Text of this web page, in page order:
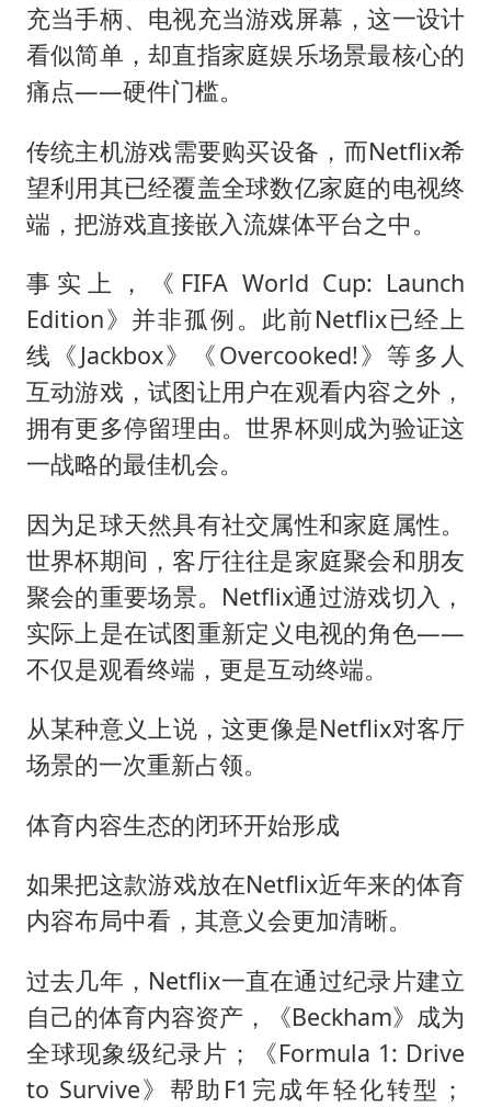
充当手柄、电视充当游戏屏幕，这一设计
看似简单，却直指家庭娱乐场景最核心的
痛点——硬件门槛。
传统主机游戏需要购买设备，而Netflix希
望利用其已经覆盖全球数亿家庭的电视终
端，把游戏直接嵌入流媒体平台之中。
事实上，《FIFA World Cup: Launch
Edition》并非孤例。此前Netflix已经上
线《Jackbox》《Overcooked!》等多人
互动游戏，试图让用户在观看内容之外，
拥有更多停留理由。世界杯则成为验证这
一战略的最佳机会。
因为足球天然具有社交属性和家庭属性。
世界杯期间，客厅往往是家庭聚会和朋友
聚会的重要场景。Netflix通过游戏切入，
实际上是在试图重新定义电视的角色——
不仅是观看终端，更是互动终端。
从某种意义上说，这更像是Netflix对客厅
场景的一次重新占领。
体育内容生态的闭环开始形成
如果把这款游戏放在Netflix近年来的体育
内容布局中看，其意义会更加清晰。
过去几年，Netflix一直在通过纪录片建立
自己的体育内容资产，《Beckham》成为
全球现象级纪录片；《Formula 1: Drive
to Survive》帮助F1完成年轻化转型；